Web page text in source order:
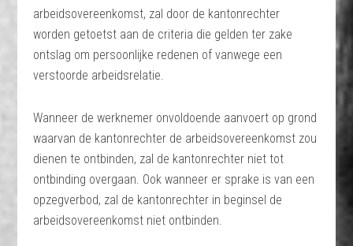
arbeidsovereenkomst, zal door de kantonrechter
worden getoetst aan de criteria die gelden ter zake
ontslag om persoonlijke redenen of vanwege een
verstoorde arbeidsrelatie.
Wanneer de werknemer onvoldoende aanvoert op grond
waarvan de kantonrechter de arbeidsovereenkomst zou
dienen te ontbinden, zal de kantonrechter niet tot
ontbinding overgaan. Ook wanneer er sprake is van een
opzegverbod, zal de kantonrechter in beginsel de
arbeidsovereenkomst niet ontbinden.